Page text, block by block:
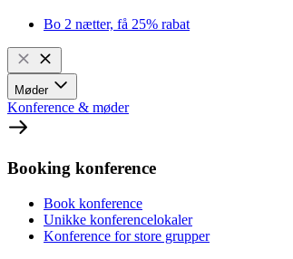
Bo 2 nætter, få 25% rabat
Møder
Konference & møder
Booking konference
Book konference
Unikke konferencelokaler
Konference for store grupper